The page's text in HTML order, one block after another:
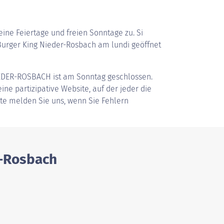
Feiertage und freien Sonntage zu. Si
King Nieder-Rosbach am lundi geöffnet
ROSBACH ist am Sonntag geschlossen.
partizipative Website, auf der jeder die
melden Sie uns, wenn Sie Fehlern